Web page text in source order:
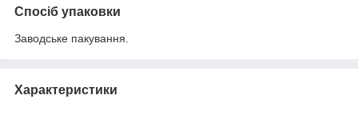
Спосіб упаковки
Заводське пакування.
Характеристики